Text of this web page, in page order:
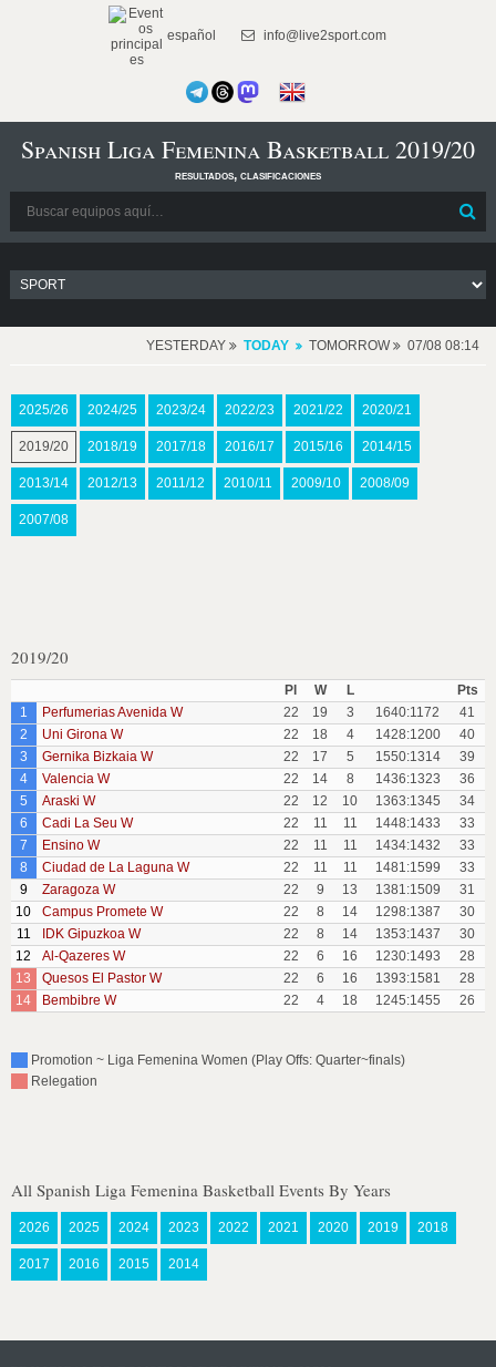
español info@live2sport.com
Spanish Liga Femenina Basketball 2019/20
resultados, clasificaciones
YESTERDAY TODAY TOMORROW 07/08 08:14
2025/26 2024/25 2023/24 2022/23 2021/22 2020/21
2019/20 2018/19 2017/18 2016/17 2015/16 2014/15
2013/14 2012/13 2011/12 2010/11 2009/10 2008/09
2007/08
2019/20
Pl W L
Pts
1
Perfumerias Avenida W 22 19 3 1640:1172
41
2
Uni Girona W 22 18 4 1428:1200
40
3
Gernika Bizkaia W 22 17 5 1550:1314
39
4
Valencia W 22 14 8 1436:1323
36
5
Araski W 22 12 10 1363:1345
34
6
Cadi La Seu W 22 11 11 1448:1433
33
7
Ensino W 22 11 11 1434:1432
33
8
Ciudad de La Laguna W 22 11 11 1481:1599
33
9
Zaragoza W 22 9 13 1381:1509
31
10
Campus Promete W 22 8 14 1298:1387
30
11
IDK Gipuzkoa W 22 8 14 1353:1437
30
12
Al-Qazeres W 22 6 16 1230:1493
28
13
Quesos El Pastor W 22 6 16 1393:1581
28
14
Bembibre W 22 4 18 1245:1455 26
Promotion ~ Liga Femenina Women (Play Offs: Quarter~finals)
Relegation
All Spanish Liga Femenina Basketball Events By Years
2026 2025 2024 2023 2022 2021 2020 2019 2018
2017 2016 2015 2014